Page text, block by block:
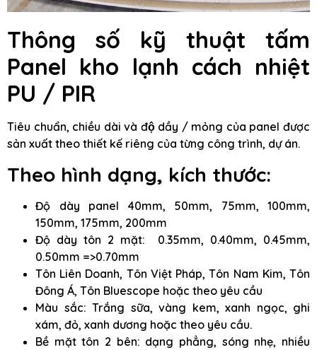
Thông số kỹ thuật tấm
Panel kho lạnh cách nhiệt
PU / PIR
Tiêu chuẩn, chiều dài và độ dầy / mỏng của panel được
sản xuất theo thiết kế riêng của từng công trình, dự án.
Theo hình dạng, kích thước:
Độ dày panel 40mm, 50mm, 75mm, 100mm,
150mm, 175mm, 200mm
Độ dày tôn 2 mặt: 0.35mm, 0.40mm, 0.45mm,
0.50mm =>0.70mm
Tôn Liên Doanh, Tôn Việt Pháp, Tôn Nam Kim, Tôn
Đông Á, Tôn Bluescope hoặc theo yêu cầu
Màu sắc: Trắng sữa, vàng kem, xanh ngọc, ghi
xám, đỏ, xanh dương hoặc theo yêu cầu.
Bề mặt tôn 2 bên: dạng phẳng, sóng nhẹ, nhiều